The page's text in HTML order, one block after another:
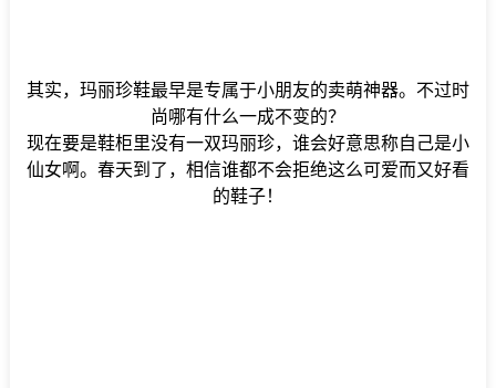
其实，玛丽珍鞋最早是专属于小朋友的卖萌神器。不过时
尚哪有什么一成不变的？
现在要是鞋柜里没有一双玛丽珍，谁会好意思称自己是小
仙女啊。春天到了，相信谁都不会拒绝这么可爱而又好看
的鞋子！